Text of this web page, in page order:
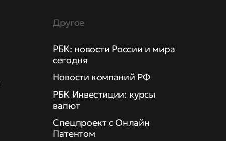
Другое
РБК: новости России и мира
сегодня
Новости компаний РФ
РБК Инвестиции: курсы
валют
Спецпроект с Онлайн
Патентом